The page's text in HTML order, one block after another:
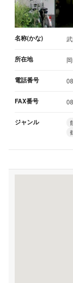
名称(かな)
所在地
電話番号
FAX番号
ジャンル